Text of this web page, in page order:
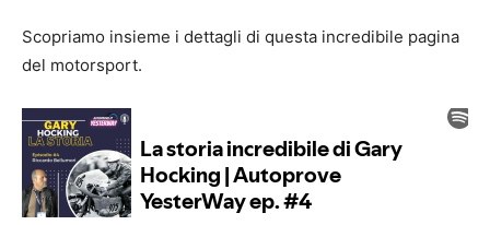
Scopriamo insieme i dettagli di questa incredibile pagina
del motorsport.